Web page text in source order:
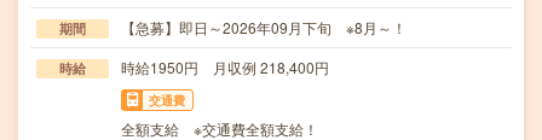
期間 【急募】即日～2026年09月下旬 ※8月～！
時給 時給1950円 月収例 218,400円
交通費
全額支給 ※交通費全額支給！